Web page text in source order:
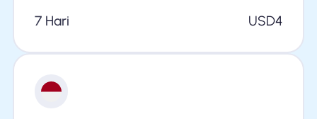
7 Hari
USD4